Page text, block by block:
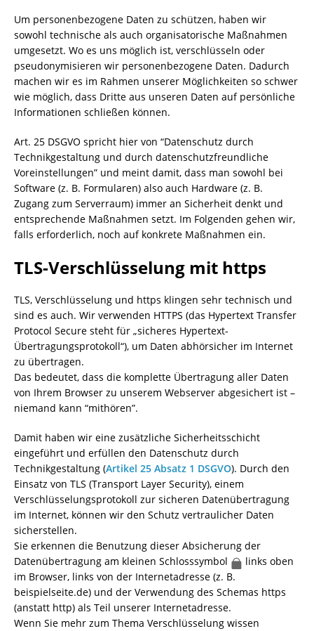
Um personenbezogene Daten zu schützen, haben wir
sowohl technische als auch organisatorische Maßnahmen
umgesetzt. Wo es uns möglich ist, verschlüsseln oder
pseudonymisieren wir personenbezogene Daten. Dadurch
machen wir es im Rahmen unserer Möglichkeiten so schwer
wie möglich, dass Dritte aus unseren Daten auf persönliche
Informationen schließen können.
Art. 25 DSGVO spricht hier von “Datenschutz durch
Technikgestaltung und durch datenschutzfreundliche
Voreinstellungen” und meint damit, dass man sowohl bei
Software (z. B. Formularen) also auch Hardware (z. B.
Zugang zum Serverraum) immer an Sicherheit denkt und
entsprechende Maßnahmen setzt. Im Folgenden gehen wir,
falls erforderlich, noch auf konkrete Maßnahmen ein.
TLS-Verschlüsselung mit https
TLS, Verschlüsselung und https klingen sehr technisch und
sind es auch. Wir verwenden HTTPS (das Hypertext Transfer
Protocol Secure steht für „sicheres Hypertext-
Übertragungsprotokoll“), um Daten abhörsicher im Internet
zu übertragen.
Das bedeutet, dass die komplette Übertragung aller Daten
von Ihrem Browser zu unserem Webserver abgesichert ist –
niemand kann “mithören”.
Damit haben wir eine zusätzliche Sicherheitsschicht
eingeführt und erfüllen den Datenschutz durch
Technikgestaltung (Artikel 25 Absatz 1 DSGVO). Durch den
Einsatz von TLS (Transport Layer Security), einem
Verschlüsselungsprotokoll zur sicheren Datenübertragung
im Internet, können wir den Schutz vertraulicher Daten
sicherstellen.
Sie erkennen die Benutzung dieser Absicherung der
Datenübertragung am kleinen Schlosssymbol
links oben
im Browser, links von der Internetadresse (z. B.
beispielseite.de) und der Verwendung des Schemas https
(anstatt http) als Teil unserer Internetadresse.
Wenn Sie mehr zum Thema Verschlüsselung wissen